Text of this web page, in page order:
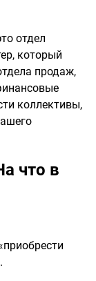
отдел
который
продаж,
коллективы,
что в